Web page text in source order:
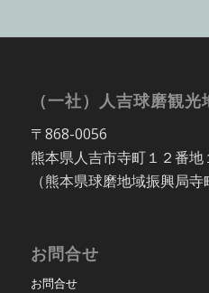
（一社）人吉球磨観
〒868-0056
熊本県人吉市寺町１２番地
（熊本県球磨地域振興局寺
お問合せ
お問合せ